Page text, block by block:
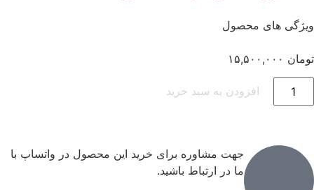
ویژگی های محصول
تومان
افزودن به سبد خرید
جهت مشاوره برای خرید این محصول در واتساپ با
ما در ارتباط باشید.